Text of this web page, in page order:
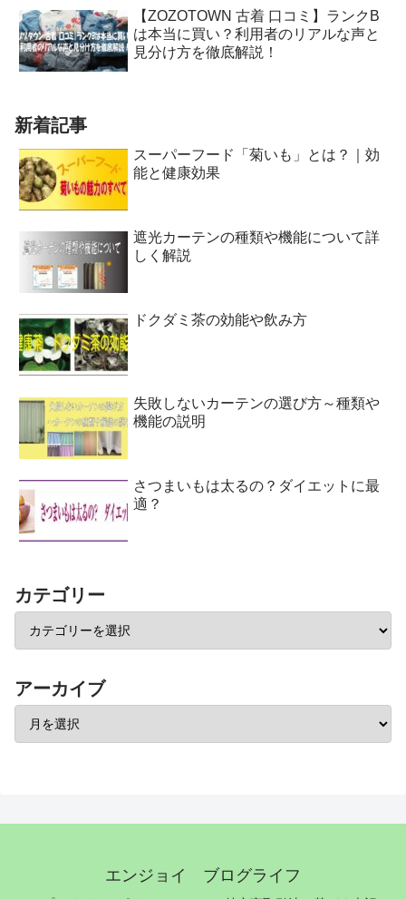
【ZOZOTOWN 古着 口コミ】ランクB
は本当に買い？利用者のリアルな声と
見分け方を徹底解説！
新着記事
スーパーフード「菊いも」とは？｜効
能と健康効果
遮光カーテンの種類や機能について詳
しく解説
ドクダミ茶の効能や飲み方
失敗しないカーテンの選び方～種類や
機能の説明
さつまいもは太るの？ダイエットに最
適？
カテゴリー
アーカイブ
エンジョイ ブログライフ